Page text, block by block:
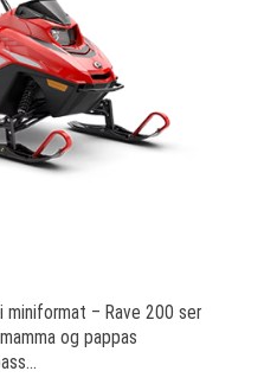
miniformat – Rave 200 ser
og pappas